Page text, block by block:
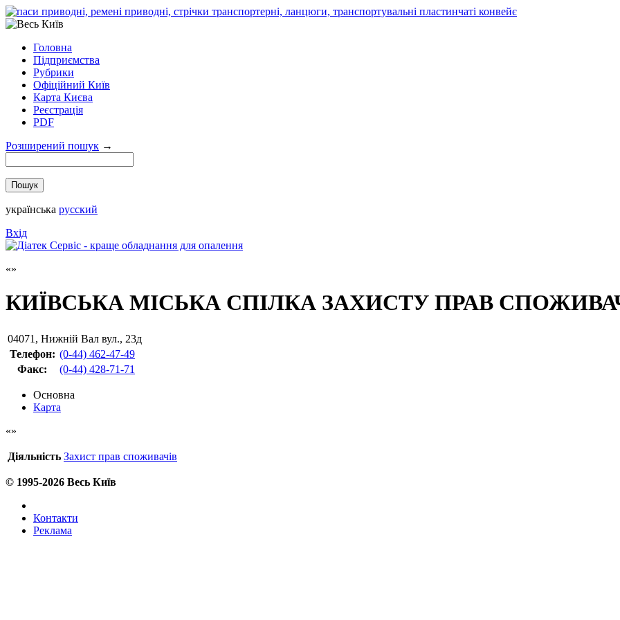
Головна
Підприємства
Рубрики
Офіційний Київ
Карта Києва
Реєстрація
PDF
Розширений пошук →
українська русский
Вхід
КИЇВСЬКА МІСЬКА СПІЛКА ЗАХИСТУ ПРАВ
04071 , Нижній Вал вул., 23д
Телефон: (0-44) 462-47-49
Факс: (0-44) 428-71-71
Основна
Карта
Діяльність Захист прав споживачів
© 1995-2026 Весь Київ
Контакти
Реклама